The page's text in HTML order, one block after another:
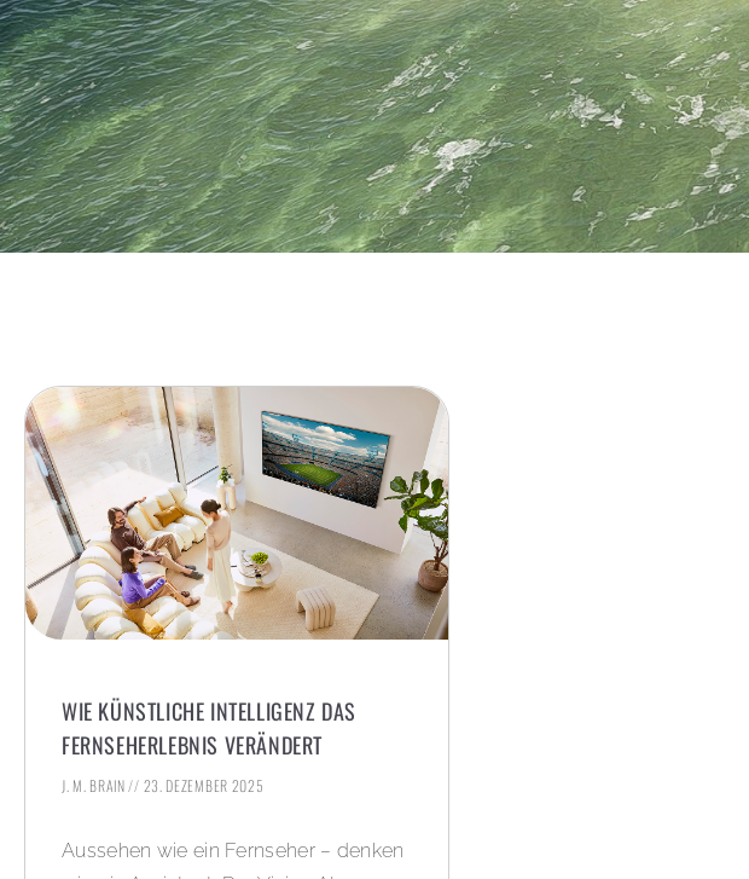
WIE KÜNSTLICHE INTELLIGENZ DAS
FERNSEHERLEBNIS VERÄNDERT
J. M. BRAIN 23. DEZEMBER 2025
Aussehen wie ein Fernseher – denken